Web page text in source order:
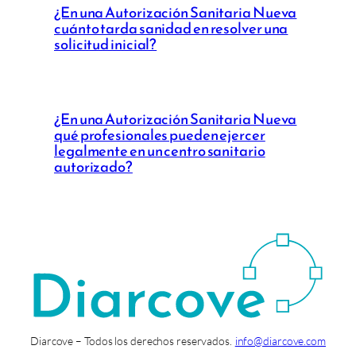
¿En una Autorización Sanitaria Nueva
cuánto tarda sanidad en resolver una
solicitud inicial?
¿En una Autorización Sanitaria Nueva
qué profesionales pueden ejercer
legalmente en un centro sanitario
autorizado?
Diarcove – Todos los derechos reservados. info@diarcove.com